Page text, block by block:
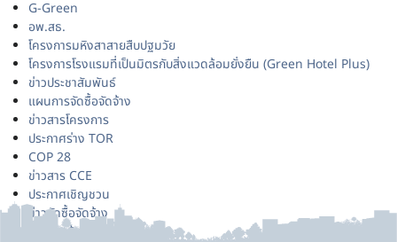
G-Green
อพ.สธ.
โครงการมหิงสาสายสืบปฐมวัย
โครงการโรงแรมที่เป็นมิตรกับสิ่งแวดล้อมยั่งยืน (Green Hotel Plus)
ข่าวประชาสัมพันธ์
แผนการจัดซื้อจัดจ้าง
ข่าวสารโครงการ
ประกาศร่าง TOR
COP 28
ข่าวสาร CCE
ประกาศเชิญชวน
ข่าวจัดซื้อจัดจ้าง
ประกาศผู้ชนะ